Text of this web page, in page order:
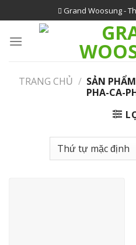
to
content
Grand Woosung -
TRANG CHỦ / SẢN
PHA-CA-